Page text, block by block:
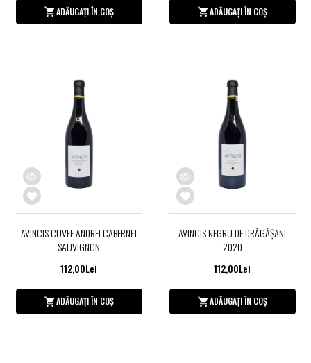
ADĂUGAȚI ÎN COȘ ADĂUGAȚI ÎN COȘ
AVINCIS CUVEE ANDREI CABERNET
SAUVIGNON
112,00Lei
ADĂUGAȚI ÎN COȘ
AVINCIS NEGRU DE DRĂGĂŞANI
2020
112,00Lei
ADĂUGAȚI ÎN COȘ